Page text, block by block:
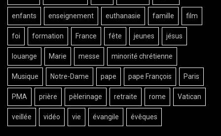
enfants enseignement euthanasie famille film
foi formation France fête jeunes jésus
louange Marie messe minorité chrétienne
Musique Notre-Dame pape pape François Paris
PMA prière pèlerinage retraite rome Vatican
veillée vidéo vie évangile évêques